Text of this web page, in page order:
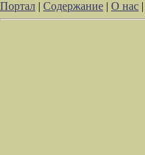
Портал | Содержание | О нас |